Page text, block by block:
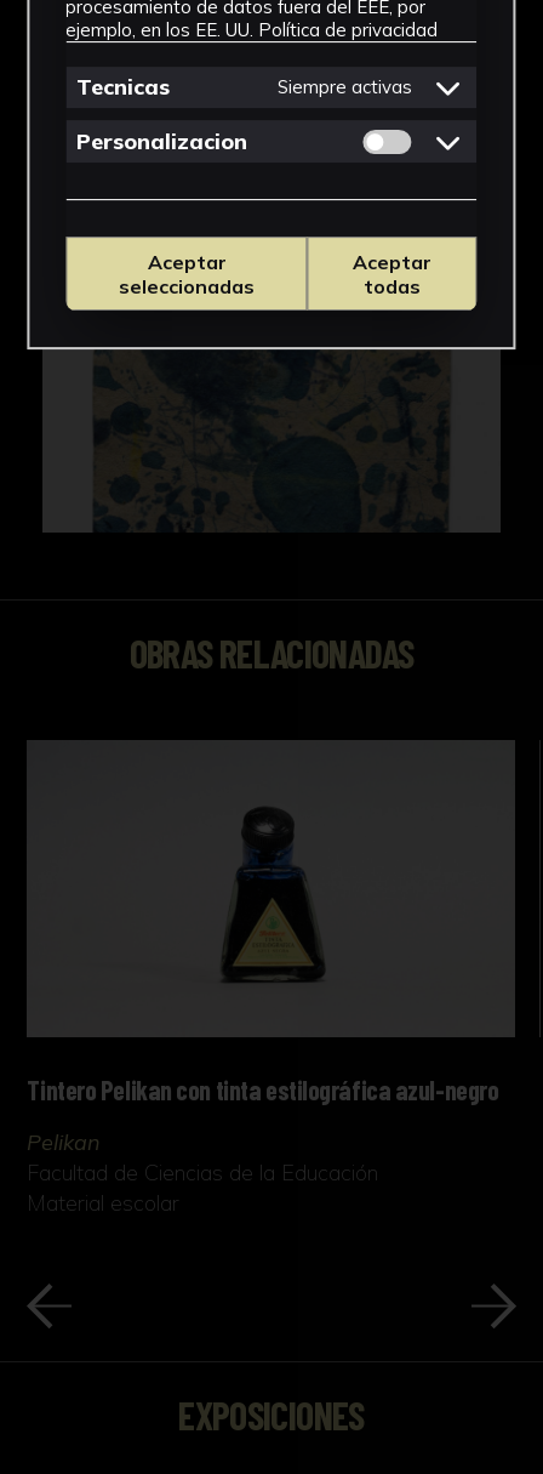
OBRAS RELACIONADAS
Tintero Pelikan con tinta estilográfica azul-negro
Pelikan
Facultad de Ciencias de la Educación
Material escolar
EXPOSICIONES
procesamiento de datos fuera del EEE, por
ejemplo, en los EE. UU. Política de privacidad
Tecnicas Siempre activas
Personalizacion Permitir cookies
Aceptar
seleccionadas
Aceptar
todas